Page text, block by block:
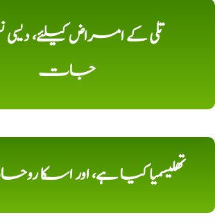
تلی کے امراض کیلئے،
جات
تھلیسمیا کیا ہے، اور اسکا